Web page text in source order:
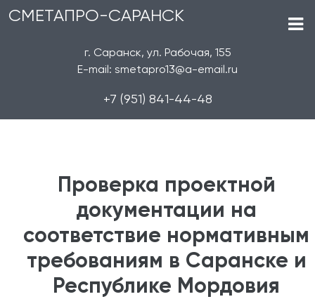
СМЕТАПРО-САРАНСК
г. Саранск, ул. Рабочая, 155
E-mail: smetapro13@a-email.ru
+7 (951) 841-44-48
Проверка проектной
документации на
соответствие нормативным
требованиям в Саранске и
Республике Мордовия